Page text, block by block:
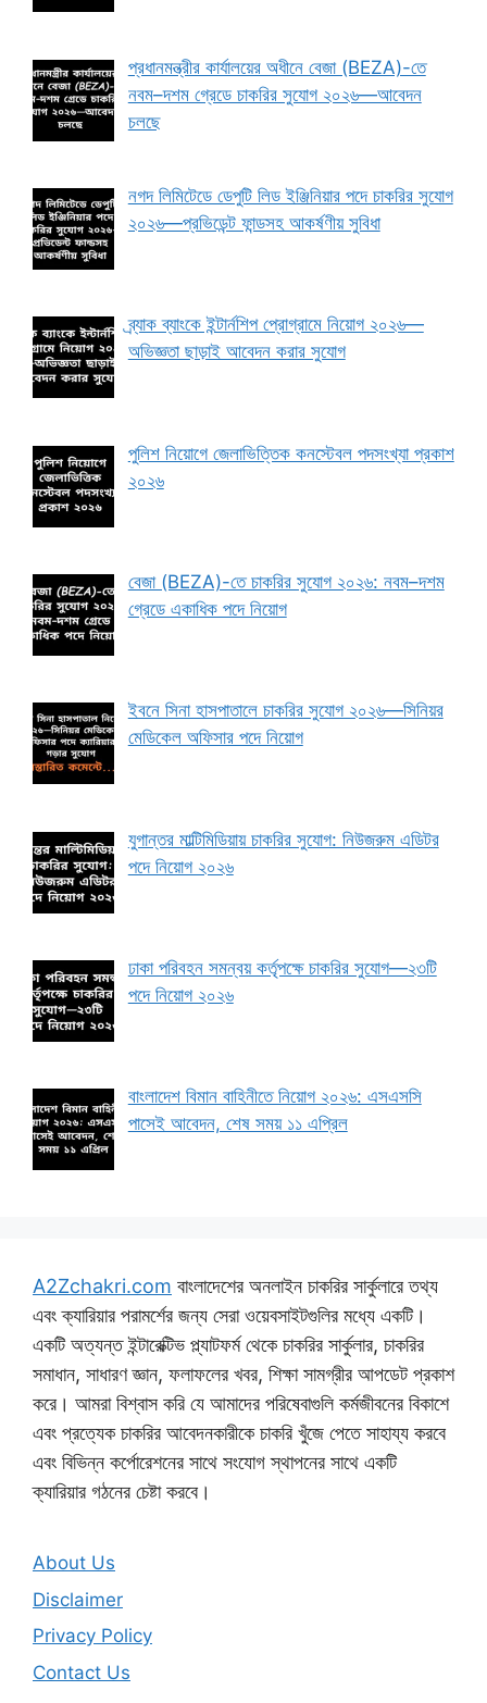
প্রধানমন্ত্রীর কার্যালয়ের অধীনে বেজা (BEZA)-তে
নবম–দশম গ্রেডে চাকরির সুযোগ ২০২৬—আবেদন
চলছে
নগদ লিমিটেডে ডেপুটি লিড ইঞ্জিনিয়ার পদে চাকরির সুযোগ
২০২৬—প্রভিডেন্ট ফান্ডসহ আকর্ষণীয় সুবিধা
ব্র্যাক ব্যাংকে ইন্টার্নশিপ প্রোগ্রামে নিয়োগ ২০২৬—
অভিজ্ঞতা ছাড়াই আবেদন করার সুযোগ
পুলিশ নিয়োগে জেলাভিত্তিক কনস্টেবল পদসংখ্যা প্রকাশ
২০২৬
বেজা (BEZA)-তে চাকরির সুযোগ ২০২৬: নবম–দশম
গ্রেডে একাধিক পদে নিয়োগ
ইবনে সিনা হাসপাতালে চাকরির সুযোগ ২০২৬—সিনিয়র
মেডিকেল অফিসার পদে নিয়োগ
যুগান্তর মাল্টিমিডিয়ায় চাকরির সুযোগ: নিউজরুম এডিটর
পদে নিয়োগ ২০২৬
ঢাকা পরিবহন সমন্বয় কর্তৃপক্ষে চাকরির সুযোগ—২৩টি
পদে নিয়োগ ২০২৬
বাংলাদেশ বিমান বাহিনীতে নিয়োগ ২০২৬: এসএসসি
পাসেই আবেদন, শেষ সময় ১১ এপ্রিল
A2Zchakri.com বাংলাদেশের অনলাইন চাকরির সার্কুলারে তথ্য
এবং ক্যারিয়ার পরামর্শের জন্য সেরা ওয়েবসাইটগুলির মধ্যে একটি।
একটি অত্যন্ত ইন্টারেক্টিভ প্ল্যাটফর্ম থেকে চাকরির সার্কুলার, চাকরির
সমাধান, সাধারণ জ্ঞান, ফলাফলের খবর, শিক্ষা সামগ্রীর আপডেট প্রকাশ
করে। আমরা বিশ্বাস করি যে আমাদের পরিষেবাগুলি কর্মজীবনের বিকাশে
এবং প্রত্যেক চাকরির আবেদনকারীকে চাকরি খুঁজে পেতে সাহায্য করবে
এবং বিভিন্ন কর্পোরেশনের সাথে সংযোগ স্থাপনের সাথে একটি
ক্যারিয়ার গঠনের চেষ্টা করবে।
About Us
Disclaimer
Privacy Policy
Contact Us